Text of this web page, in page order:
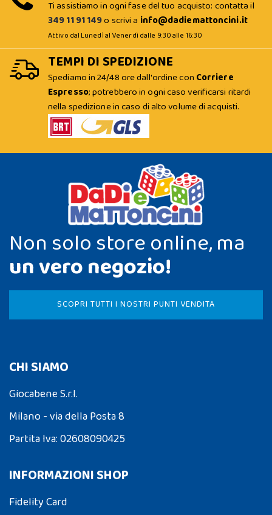
Ti assistiamo in ogni fase del tuo acquisto: contatta il
349 11 91 149o scrivi a info@dadiemattoncini.it
Attivo dal Lunedì al Venerdì dalle 9:30 alle 16:30
TEMPI DI SPEDIZIONE
Spediamo in 24/48 ore dall'ordine con Corriere
Espresso; potrebbero in ogni caso verificarsi ritardi
nella spedizione in caso di alto volume di acquisti.
Non solo store online, ma
un vero negozio!
SCOPRI TUTTI I NOSTRI PUNTI VENDITA
CHI SIAMO
Giocabene S.r.l.
Milano - via della Posta 8
Partita Iva: 02608090425
INFORMAZIONI SHOP
Fidelity Card